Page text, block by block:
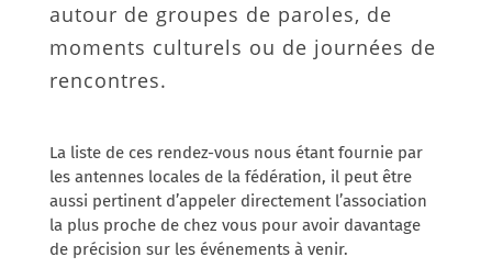
autour de groupes de paroles, de
moments culturels ou de journées de
rencontres.
La liste de ces rendez-vous nous étant fournie par
les antennes locales de la fédération, il peut être
aussi pertinent d’appeler directement l’association
la plus proche de chez vous pour avoir davantage
de précision sur les événements à venir.